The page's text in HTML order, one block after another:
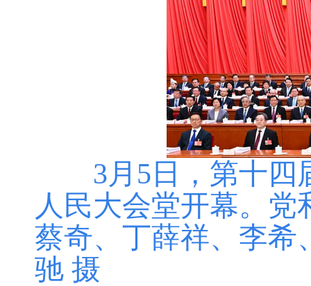
3月5日，第十
人民大会堂开幕。
蔡奇、丁薛祥、李希
驰 摄